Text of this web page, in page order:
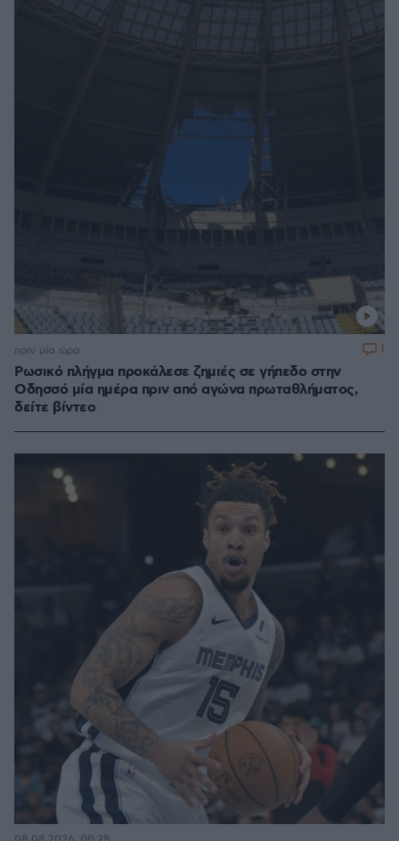
Ρωσικό πλήγμα προκάλεσε ζημιές σε γήπεδο στην
Οδησσό μία ημέρα πριν από αγώνα πρωταθλήματος,
δείτε βίντεο
πριν μία ώρα 1